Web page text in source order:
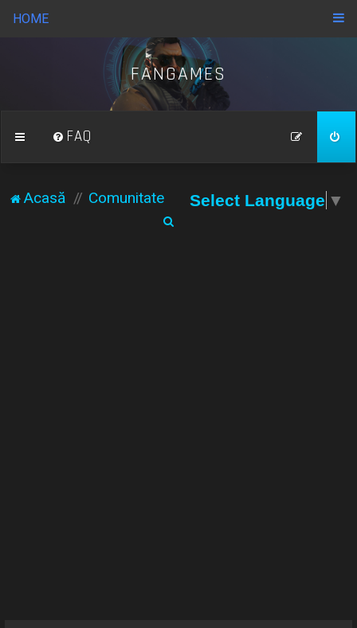
HOME
FANGAMES
FAQ
Acasă Comunitate Select Language ▼